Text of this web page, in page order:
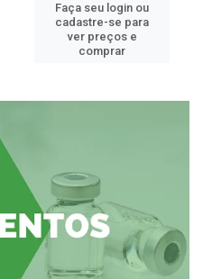
Faça seu login ou
cadastre-se para
ver preços e
comprar